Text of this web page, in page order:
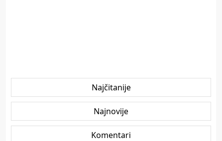
Najčitanije
Najnovije
Komentari